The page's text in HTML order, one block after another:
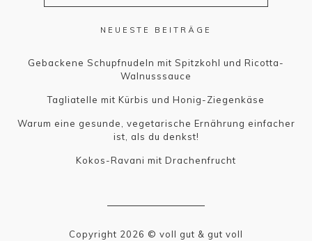
NEUESTE BEITRÄGE
Gebackene Schupfnudeln mit Spitzkohl und Ricotta-
Walnusssauce
Tagliatelle mit Kürbis und Honig-Ziegenkäse
Warum eine gesunde, vegetarische Ernährung einfacher
ist, als du denkst!
Kokos-Ravani mit Drachenfrucht
Copyright 2026 © voll gut & gut voll